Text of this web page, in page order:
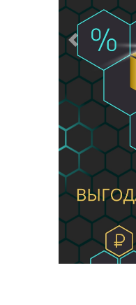
Предыдущий